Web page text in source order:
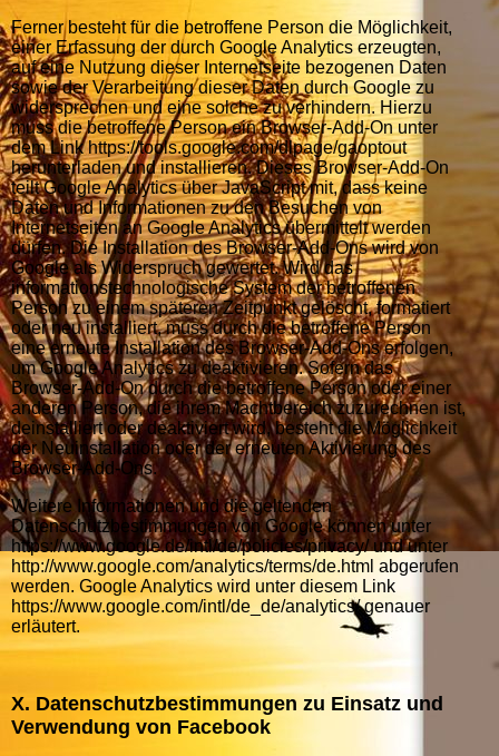
Ferner besteht für die betroffene Person die Möglichkeit,
einer Erfassung der durch Google Analytics erzeugten,
auf eine Nutzung dieser Internetseite bezogenen Daten
sowie der Verarbeitung dieser Daten durch Google zu
widersprechen und eine solche zu verhindern. Hierzu
muss die betroffene Person ein Browser-Add-On unter
dem Link https://tools.google.com/dlpage/gaoptout
herunterladen und installieren. Dieses Browser-Add-On
teilt Google Analytics über JavaScript mit, dass keine
Daten und Informationen zu den Besuchen von
Internetseiten an Google Analytics übermittelt werden
dürfen. Die Installation des Browser-Add-Ons wird von
Google als Widerspruch gewertet. Wird das
informationstechnologische System der betroffenen
Person zu einem späteren Zeitpunkt gelöscht, formatiert
oder neu installiert, muss durch die betroffene Person
eine erneute Installation des Browser-Add-Ons erfolgen,
um Google Analytics zu deaktivieren. Sofern das
Browser-Add-On durch die betroffene Person oder einer
anderen Person, die ihrem Machtbereich zuzurechnen ist,
deinstalliert oder deaktiviert wird, besteht die Möglichkeit
der Neuinstallation oder der erneuten Aktivierung des
Browser-Add-Ons.
Weitere Informationen und die geltenden
Datenschutzbestimmungen von Google können unter
https://www.google.de/intl/de/policies/privacy/ und unter
http://www.google.com/analytics/terms/de.html abgerufen
werden. Google Analytics wird unter diesem Link
https://www.google.com/intl/de_de/analytics/ genauer
erläutert.
X. Datenschutzbestimmungen zu Einsatz und
Verwendung von Facebook